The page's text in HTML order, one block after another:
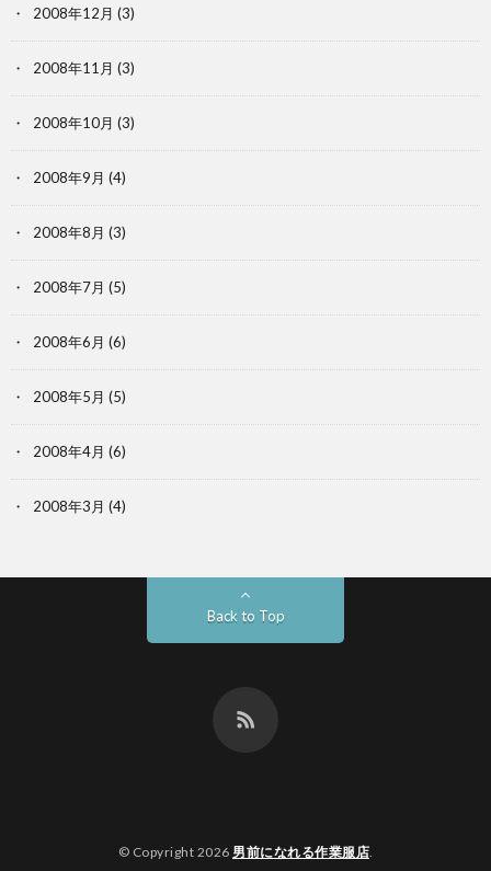
2008年12月 (3)
2008年11月 (3)
2008年10月 (3)
2008年9月 (4)
2008年8月 (3)
2008年7月 (5)
2008年6月 (6)
2008年5月 (5)
2008年4月 (6)
2008年3月 (4)
Back to Top
© Copyright 2026 男前になれる作業服店.